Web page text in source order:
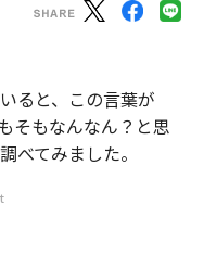
ると、この言葉が
そもなんなん？と思
べてみました。